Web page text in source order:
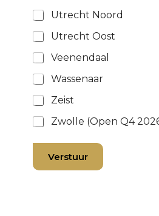
Utrecht Noord
Utrecht Oost
Veenendaal
Wassenaar
Zeist
Zwolle (Open Q4
Verstuur